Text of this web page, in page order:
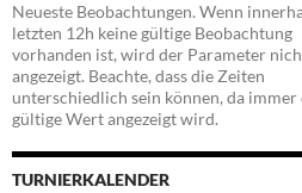
Neueste Beobachtungen. Wenn
letzten 12h keine gültige Beobachtung
vorhanden ist, wird der Parameter
angezeigt. Beachte, dass die Zeiten
unterschiedlich sein können, da immer
gültige Wert angezeigt wird.
TURNIERKALENDER